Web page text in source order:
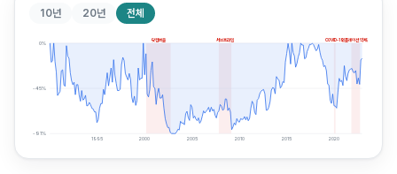
10년 20년 전체
닷컴버블 서브프라임 COVID-19인플레이션 약세장
0%
-45%
-91%
1995 2000 2005 2010 2015 2020